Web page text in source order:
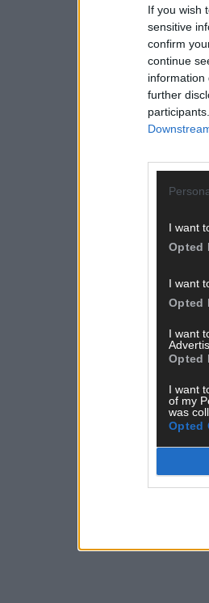
If you wish
sensitive
confirm
continue
information
further
I want
Opted
I want
Opted
I want
Opted
I want
of my
was
Opted